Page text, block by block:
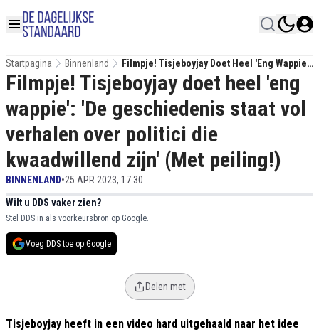
Startpagina Binnenland
Filmpje! Tisjeboyjay Doet Heel 'eng Wappie':
'De Geschiedenis Staat Vol Verhalen Over
Politici Die Kwaadwillend Zijn' (Met Peiling!)
Filmpje! Tisjeboyjay doet heel 'eng
wappie': 'De geschiedenis staat vol
verhalen over politici die
kwaadwillend zijn' (Met peiling!)
BINNENLAND•25 APR 2023, 17:30
Wilt u DDS vaker zien?
Stel DDS in als voorkeursbron op Google.
Voeg DDS toe op Google
Delen met
Tisjeboyjay heeft in een video hard uitgehaald naar het idee